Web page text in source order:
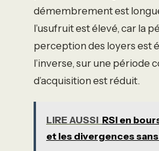
démembrement est
l’usufruit est élevé, car la
perception des loyers est
l’inverse, sur une période
d’acquisition est réduit.
LIRE AUSSI RSI en
et les divergences